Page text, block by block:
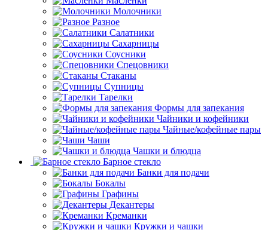
Молочники
Разное
Салатники
Сахарницы
Соусники
Спецовники
Стаканы
Супницы
Тарелки
Формы для запекания
Чайники и кофейники
Чайные/кофейные пары
Чаши
Чашки и блюдца
Барное стекло
Банки для подачи
Бокалы
Графины
Декантеры
Креманки
Кружки и чашки